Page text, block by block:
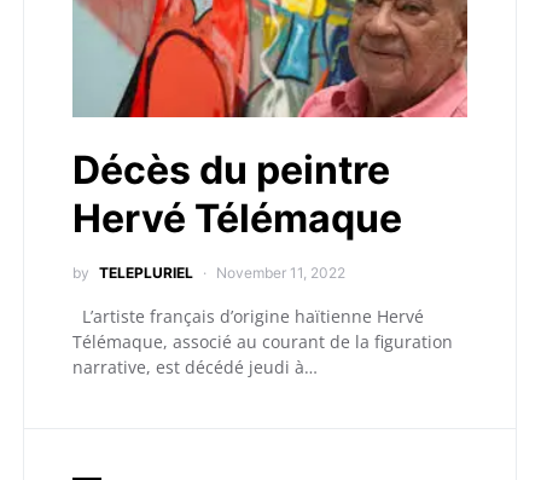
Décès du peintre
Hervé Télémaque
by TELEPLURIEL November 11, 2022
L’artiste français d’origine haïtienne Hervé
Télémaque, associé au courant de la figuration
narrative, est décédé jeudi à…